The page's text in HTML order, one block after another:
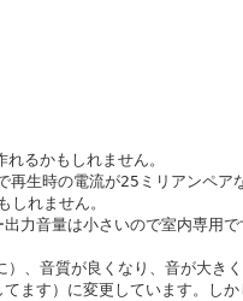
るかもしれません。
再生時の電流が25ミリアンペア
れません。
力音量は小さいので室内専用
、音質が良くなり、音が大きく
ます）に変更しています。し